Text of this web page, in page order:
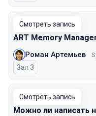
Смотреть запись
ART Memory
Роман Артемьев
Зал 3
Смотреть запись
Можно ли написать